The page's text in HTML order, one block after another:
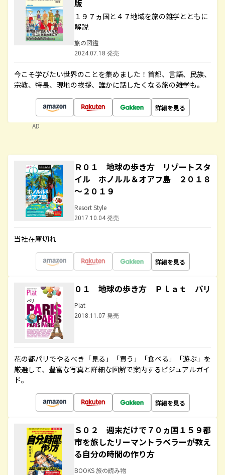
版
１９７ヵ国と４７地域を旅の雑学とともに
解説
旅の図鑑
2024.07.18 発売
今こそ学びたい世界のことを集めました！首都、言語、民族、
宗教、特長、現地の挨拶、誰かに話したくなる旅の雑学も。
詳細を見る
AD
Ｒ０１ 地球の歩き方 リゾートスタ
イル ホノルル＆オアフ島 ２０１８
～２０１９
Resort Style
2017.10.04 発売
当社在庫切れ
詳細を見る
０１ 地球の歩き方 Ｐｌａｔ パリ
Plat
2018.11.07 発売
花の都パリでやるべき「見る」「買う」「食べる」「遊ぶ」を
厳選して、豊富な写真と詳細な図解で案内するビジュアルガイ
ド。
詳細を見る
Ｓ０２ 週末だけで７０ヵ国１５９都
市を旅したリーマントラベラーが教え
る自分の時間の作り方
BOOKS 旅の読み物